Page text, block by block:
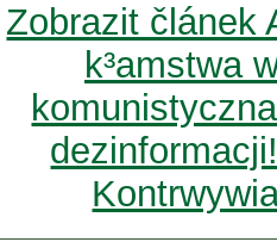
Zobrazit článek
k³amstwa